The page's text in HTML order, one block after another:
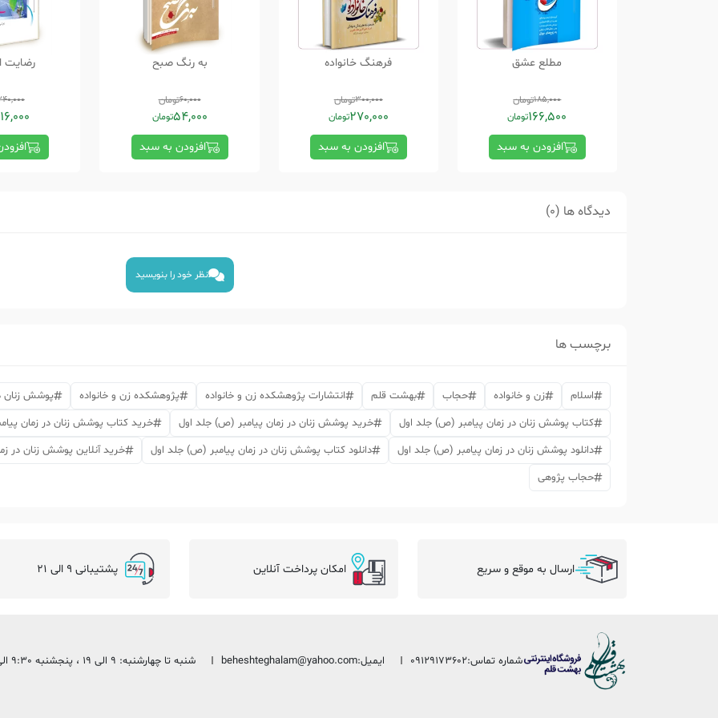
مطلع عشق
185,000تومان
166,500تومان
افزودن به سبد
فرهنگ خانواده
300,000تومان
270,000تومان
افزودن به سبد
به رنگ صبح
60,000تومان
54,000تومان
افزودن به سبد
رضایت
دیدگاه ها (0)
نظر خود را بنویسید
برچسب ها
اسلام زن و خانواده حجاب بهشت قلم انتشارات پژوهشکده زن و خانواده پژوهشکده زن و خانواده
پوشش زنان
کتاب پوشش زنان در زمان پیامبر (ص) جلد اول
خرید پوشش زنان در زمان پیامبر (ص) جلد اول
خرید کتاب پوشش زنان در زمان
دانلود پوشش زنان در زمان پیامبر (ص) جلد اول
دانلود کتاب پوشش زنان در زمان پیامبر (ص) جلد اول خرید آنلاین پوشش زنان در
حجاب پژوهی
ارسال به موقع و سریع امکان پرداخت آنلاین پشتیبانی 9 الی 21
شماره تماس:09129173602 ایمیل:beheshteghalam@yahoo.com شنبه تا چهارشنبه: 9 الی 19 ، پنجشنبه 9:30 الی 13:30